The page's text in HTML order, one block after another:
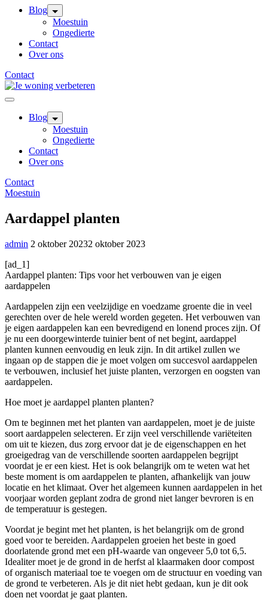
Blog
Moestuin
Ongedierte
Contact
Over ons
Contact
Blog
Moestuin
Ongedierte
Contact
Over ons
Contact
Moestuin
Aardappel planten
admin 2 oktober 20232 oktober 2023
[ad_1]
Aardappel planten: Tips voor het verbouwen van je eigen
aardappelen
Aardappelen zijn een veelzijdige en voedzame groente die in veel
gerechten over de hele wereld worden gegeten. Het verbouwen van
je eigen aardappelen kan een bevredigend en lonend proces zijn. Of
je nu een doorgewinterde tuinier bent of net begint, aardappel
planten kunnen eenvoudig en leuk zijn. In dit artikel zullen we
ingaan op de stappen die je moet volgen om succesvol aardappelen
te verbouwen, inclusief het juiste planten, verzorgen en oogsten van
aardappelen.
Hoe moet je aardappel planten planten?
Om te beginnen met het planten van aardappelen, moet je de juiste
soort aardappelen selecteren. Er zijn veel verschillende variëteiten
om uit te kiezen, dus zorg ervoor dat je de eigenschappen en het
groeigedrag van de verschillende soorten aardappelen begrijpt
voordat je er een kiest. Het is ook belangrijk om te weten wat het
beste moment is om aardappelen te planten, afhankelijk van jouw
locatie en het klimaat. Over het algemeen kunnen aardappelen in het
voorjaar worden geplant zodra de grond niet langer bevroren is en
de temperatuur is gestegen.
Voordat je begint met het planten, is het belangrijk om de grond
goed voor te bereiden. Aardappelen groeien het beste in goed
doorlatende grond met een pH-waarde van ongeveer 5,0 tot 6,5.
Idealiter moet je de grond in de herfst al klaarmaken door compost
of organisch materiaal toe te voegen om de structuur en voeding van
de grond te verbeteren. Als je dit niet hebt gedaan, kun je dit ook
doen net voordat je gaat planten.